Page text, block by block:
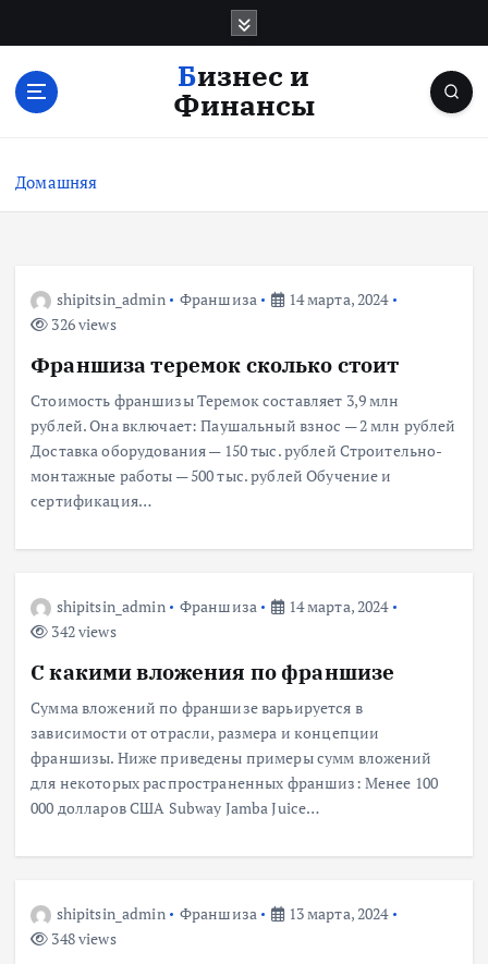
с
Бизнес и
Финансы
Домашняя
shipitsin_admin Франшиза
14 марта, 2024
326 views
Франшиза теремок сколько стоит
Стоимость франшизы Теремок составляет 3,9 млн
рублей. Она включает: Паушальный взнос — 2 млн рублей
Доставка оборудования — 150 тыс. рублей Строительно-
монтажные работы — 500 тыс. рублей Обучение и
сертификация…
shipitsin_admin Франшиза
14 марта, 2024
342 views
С какими вложения по франшизе
Сумма вложений по франшизе варьируется в
зависимости от отрасли, размера и концепции
франшизы. Ниже приведены примеры сумм вложений
для некоторых распространенных франшиз: Менее 100
000 долларов США Subway Jamba Juice…
shipitsin_admin Франшиза
13 марта, 2024
348 views